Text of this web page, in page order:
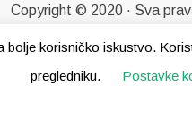
korisničko iskustvo.
pregledniku.
Postavke
Copyright © 2020 · Sva